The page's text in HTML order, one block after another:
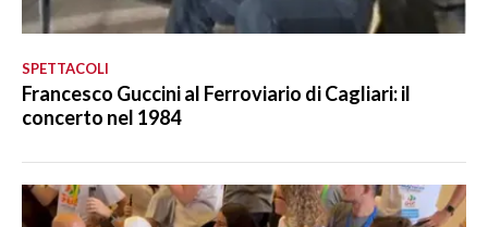
SPETTACOLI
Francesco Guccini al Ferroviario di Cagliari: il
concerto nel 1984